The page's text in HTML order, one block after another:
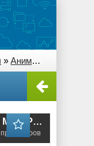
» Анимация и 3D
BluffTitler DX9 iTV v.8.2.0.3 MegaPack